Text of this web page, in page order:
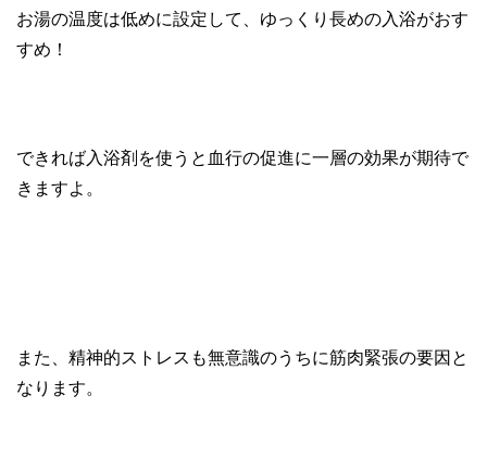
お湯の温度は低めに設定して、ゆっくり長めの入浴がおす
すめ！
できれば入浴剤を使うと血行の促進に一層の効果が期待で
きますよ。
また、精神的ストレスも無意識のうちに筋肉緊張の要因と
なります。